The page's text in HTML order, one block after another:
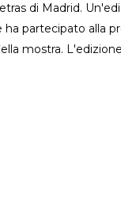
di Madrid.
partecipato alla
mostra.